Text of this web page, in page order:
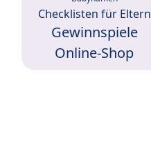
Checklisten für Eltern
Gewinnspiele
Online-Shop